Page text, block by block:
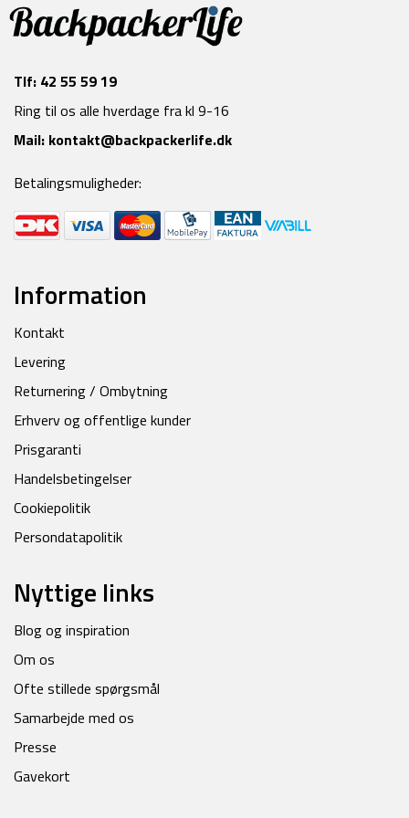
Tlf: 42 55 59 19
Ring til os alle hverdage fra kl 9-16
Mail: kontakt@backpackerlife.dk
Betalingsmuligheder:
Information
Kontakt
Levering
Returnering / Ombytning
Erhverv og offentlige kunder
Prisgaranti
Handelsbetingelser
Cookiepolitik
Persondatapolitik
Nyttige links
Blog og inspiration
Om os
Ofte stillede spørgsmål
Samarbejde med os
Presse
Gavekort